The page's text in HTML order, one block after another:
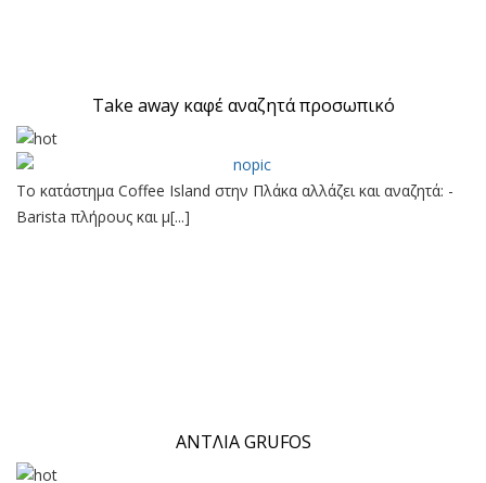
Take away καφέ αναζητά προσωπικό
Το κατάστημα Coffee Island στην Πλάκα αλλάζει και αναζητά: -
Barista πλήρους και μ[...]
ΑΝΤΛΙΑ GRUFOS